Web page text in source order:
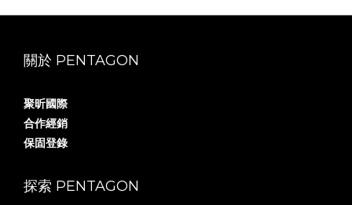
關於 PENTAGON
聚昕國際
合作經銷
保固登錄
探索 PENTAGON